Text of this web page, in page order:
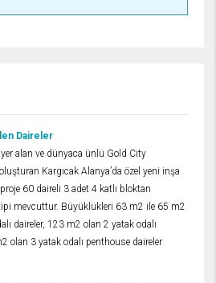
Daireler
yer alan ve dünyaca ünlü Gold City
Kargıcak Alanya’da özel yeni inşa
60 daireli 3 adet 4 katlı bloktan
mevcuttur. Büyüklükleri 63 m2 ile 65 m2
daireler, 123 m2 olan 2 yatak odalı
olan 3 yatak odalı penthouse daireler